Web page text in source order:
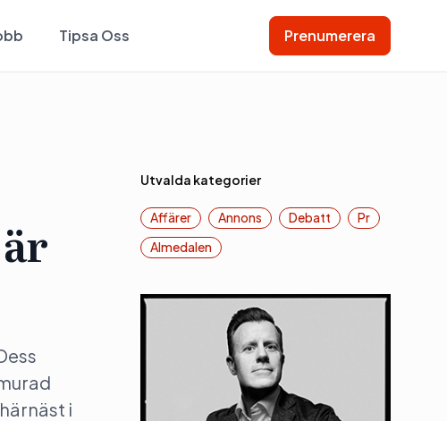
Tipsa Oss Prenumerera
i
Utvalda kategorier
Affärer Annons Debatt
Pr
Almedalen